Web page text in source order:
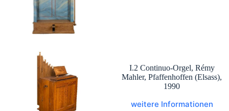
I.2 Continuo-Orgel, Rémy
Mahler, Pfaffenhoffen (Elsass),
1990
weitere Informationen